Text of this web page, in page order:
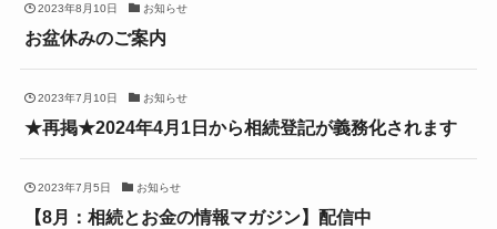
2023年8月10日 お知らせ
お盆休みのご案内
2023年7月10日 お知らせ
★再掲★2024年4月1日から相続登記が義務化されます
2023年7月5日 お知らせ
【8月：相続とお金の情報マガジン】配信中